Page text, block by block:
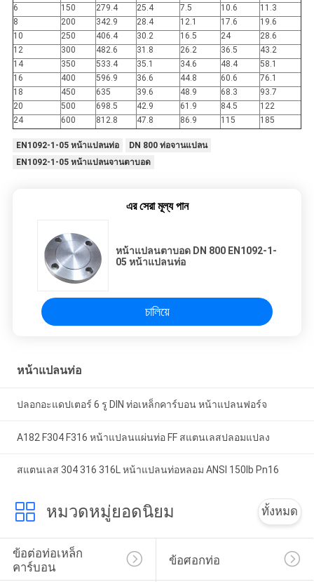
6
150 279.4 25.4 7.5 10.6
11.3
8
200 342.9 28.4 12.1 17.6
19.6
10
250 406.4 30.2 16.5 24
28.6
12
300 482.6 31.8 26.2 36.5
43.2
14
350 533.4 35.1 34.6 48.4
58.1
16
400 596.9 36.6 44.8 60.6
76.1
18
450 635 39.6 48.9 68.3
93.7
20
500 698.5 42.9 61.9 84.5
122
24
600 812.8 47.8 86.9 115 185
EN1092-1-05 หน้าแปลนท่อ
DN 800 ท่อจานแปลน
EN1092-1-05 หน้าแปลนจานตาบอด
এর সেরা মূল্য পান
หน้าแปลนตาบอด DN 800 EN1092-1-
05 หน้าแปลนท่อ
চালিয়ে
หน้าแปลนท่อ
ปลอกอะแดปเตอร์ 6 รู DIN ท่อเหล็กคาร์บอน หน้าแปลนฟอร์จ
A182 F304 F316 หน้าแปลนแผ่นท่อ FF สแตนเลสปลอมแปลง
สแตนเลส 304 316 316L หน้าแปลนท่อหลอม ANSI 150lb Pn16
หมวดหมู่ยอดนิยม ทั้งหมด
ข้อต่อท่อเหล็ก
คาร์บอน
ข้อศอกท่อ